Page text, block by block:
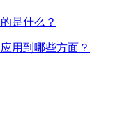
是什么？
用到哪些方面？